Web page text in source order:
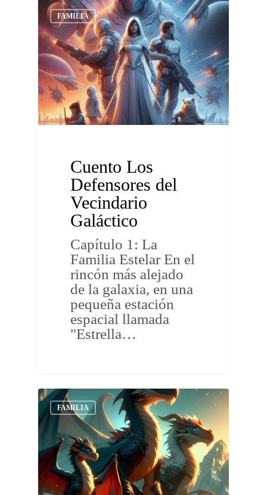
FAMILIA
Cuento Los
Defensores del
Vecindario
Galáctico
Capítulo 1: La
Familia Estelar En el
rincón más alejado
de la galaxia, en una
pequeña estación
espacial llamada
"Estrella…
FAMILIA